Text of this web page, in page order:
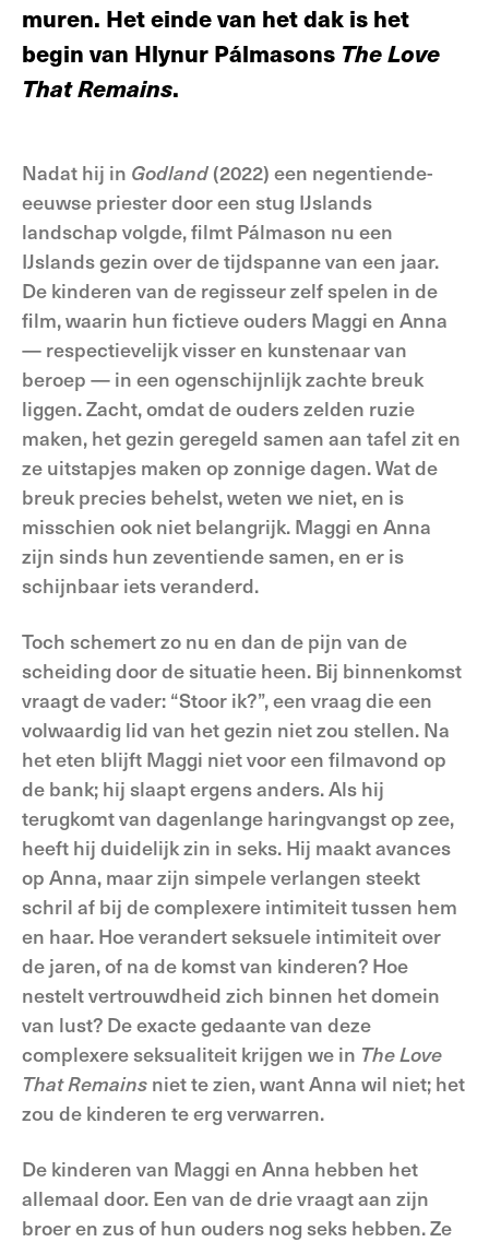
muren. Het einde van het dak is het
begin van Hlynur Pálmasons The Love
That Remains.
Nadat hij in Godland (2022) een negentiende-
eeuwse priester door een stug IJslands
landschap volgde, filmt Pálmason nu een
IJslands gezin over de tijdspanne van een jaar.
De kinderen van de regisseur zelf spelen in de
film, waarin hun fictieve ouders Maggi en Anna
— respectievelijk visser en kunstenaar van
beroep — in een ogenschijnlijk zachte breuk
liggen. Zacht, omdat de ouders zelden ruzie
maken, het gezin geregeld samen aan tafel zit en
ze uitstapjes maken op zonnige dagen. Wat de
breuk precies behelst, weten we niet, en is
misschien ook niet belangrijk. Maggi en Anna
zijn sinds hun zeventiende samen, en er is
schijnbaar iets veranderd.
Toch schemert zo nu en dan de pijn van de
scheiding door de situatie heen. Bij binnenkomst
vraagt de vader: “Stoor ik?”, een vraag die een
volwaardig lid van het gezin niet zou stellen. Na
het eten blijft Maggi niet voor een filmavond op
de bank; hij slaapt ergens anders. Als hij
terugkomt van dagenlange haringvangst op zee,
heeft hij duidelijk zin in seks. Hij maakt avances
op Anna, maar zijn simpele verlangen steekt
schril af bij de complexere intimiteit tussen hem
en haar. Hoe verandert seksuele intimiteit over
de jaren, of na de komst van kinderen? Hoe
nestelt vertrouwdheid zich binnen het domein
van lust? De exacte gedaante van deze
complexere seksualiteit krijgen we in The Love
That Remains niet te zien, want Anna wil niet; het
zou de kinderen te erg verwarren.
De kinderen van Maggi en Anna hebben het
allemaal door. Een van de drie vraagt aan zijn
broer en zus of hun ouders nog seks hebben. Ze